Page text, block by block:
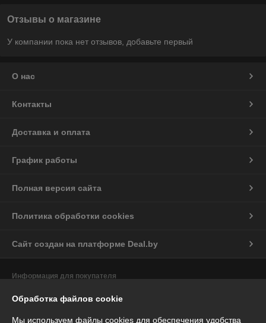
Отзывы о магазине
У компании пока нет отзывов, добавьте первый
О нас
Контакты
Доставка и оплата
График работы
Полная версия сайта
Политика обработки cookies
Сайт создан на платформе Deal.by
Информация для покупателя
Юридическое лицо:
ООО «Комрайд-Сервис»
220099 Республика Беларусь, г.Минск, пер. Зубачева 3-й, д.3, пом. 161
Обработка файлов cookie
Мы используем файлы cookies для обеспечения удобства